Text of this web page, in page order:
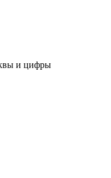
и цифры